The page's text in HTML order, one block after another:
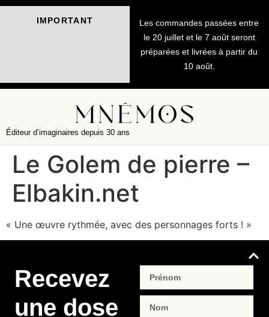
IMPORTANT
Les commandes passées entre
le 20 juillet et le 7 août seront
préparées et livrées à partir du
10 août.
Éditeur d’imaginaires depuis 30 ans
Le Golem de pierre –
Elbakin.net
« Une œuvre rythmée, avec des personnages forts ! »
Recevez
une dose